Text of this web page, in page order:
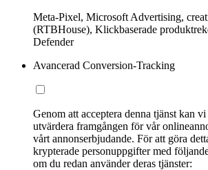
Meta-Pixel, Microsoft Advertising,
(RTBHouse), Klickbaserade
Defender
Avancerad Conversion-Tracking
Genom att acceptera denna tjänst kan
utvärdera framgången för vår
vårt annonserbjudande. För att göra
krypterade personuppgifter med
om du redan använder deras tjänster: